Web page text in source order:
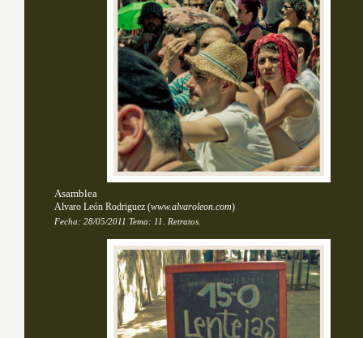
Asamblea
Alvaro León Rodriguez (www.alvaroleon.com)
Fecha: 28/05/2011 Tema: 11. Retratos.